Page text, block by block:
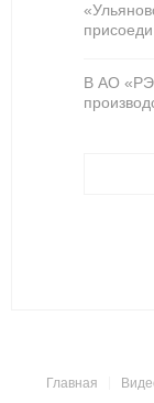
В АО
Главная